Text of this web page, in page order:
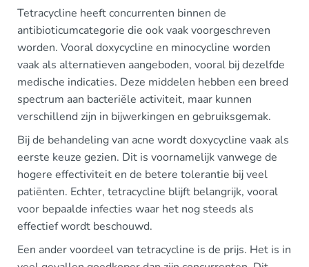
Tetracycline heeft concurrenten binnen de
antibioticumcategorie die ook vaak voorgeschreven
worden. Vooral doxycycline en minocycline worden
vaak als alternatieven aangeboden, vooral bij dezelfde
medische indicaties. Deze middelen hebben een breed
spectrum aan bacteriële activiteit, maar kunnen
verschillend zijn in bijwerkingen en gebruiksgemak.
Bij de behandeling van acne wordt doxycycline vaak als
eerste keuze gezien. Dit is voornamelijk vanwege de
hogere effectiviteit en de betere tolerantie bij veel
patiënten. Echter, tetracycline blijft belangrijk, vooral
voor bepaalde infecties waar het nog steeds als
effectief wordt beschouwd.
Een ander voordeel van tetracycline is de prijs. Het is in